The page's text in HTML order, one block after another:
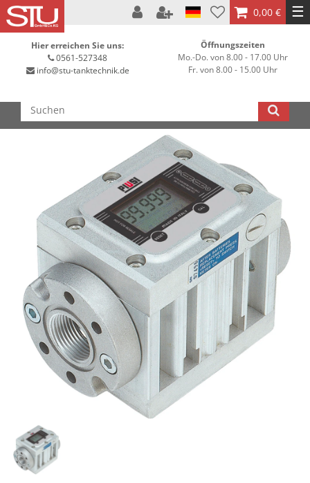
0,00 € ☰
Hier erreichen Sie uns:
0561-527348
info@stu-tanktechnik.de
Öffnungszeiten
Mo.-Do. von 8.00 - 17.00 Uhr
Fr. von 8.00 - 15.00 Uhr